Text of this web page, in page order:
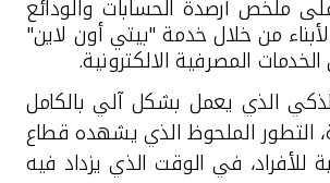
ملخص أرصدة الحسابات والودائع
من خلال خدمة "بيتي أون لاين"
المصرفية الالكترونية.
الذي يعمل بشكل آلي بالكامل
التطور الملحوظ الذي يشهده قطاع
للأفراد، في الوقت الذي يزداد فيه